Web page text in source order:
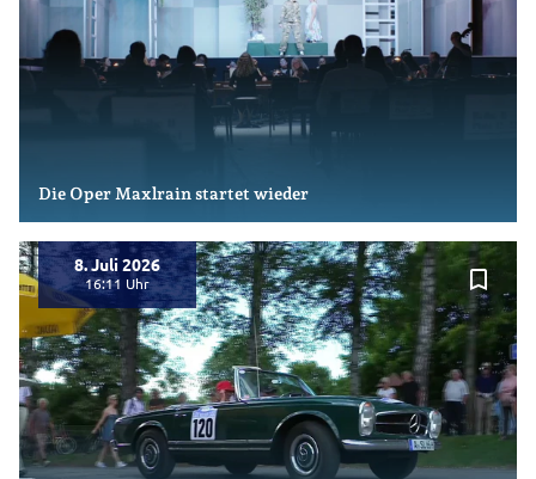
Die Oper Maxlrain startet wieder
bookmark_border
8. Juli 2026
16:11